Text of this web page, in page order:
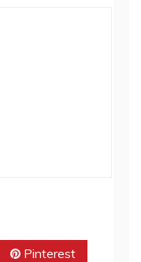
Pinterest